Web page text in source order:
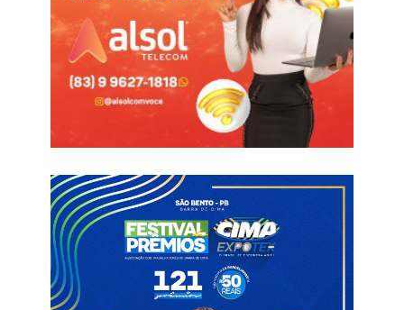
eficiente e de qualidade para todos.
Informações com Assessoria
Belém do Brejo do Cruz Frota